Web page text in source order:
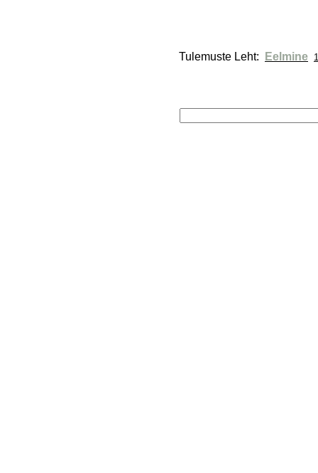
Tulemuste Leht: Eelmine